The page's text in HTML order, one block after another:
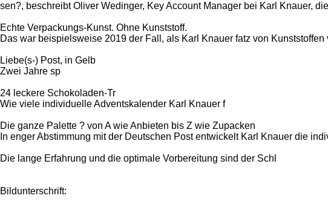
sen?, beschreibt Oliver Wedinger, Key Account Manager bei Karl Knauer,
Echte Verpackungs-Kunst. Ohne Kunststoff.
Das war beispielsweise 2019 der Fall, als Karl Knauer fatz von Kunststoffen
Liebe(s-) Post, in Gelb
Zwei Jahre sp
24 leckere Schokoladen-Tr
Wie viele individuelle Adventskalender Karl Knauer f
Die ganze Palette ? von A wie Anbieten bis Z wie Zupacken
In enger Abstimmung mit der Deutschen Post entwickelt Karl Knauer die
Die lange Erfahrung und die optimale Vorbereitung sind der Schl
Bildunterschrift: